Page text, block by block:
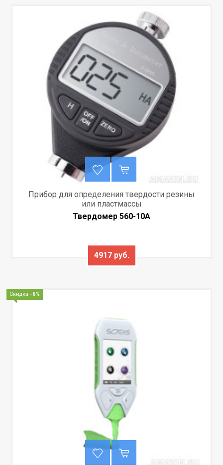
Прибор для определения твердости резины
или пластмассы
Твердомер 560-10А
4917 руб.
Скидка -6%